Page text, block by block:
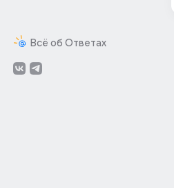
Всё об Ответах